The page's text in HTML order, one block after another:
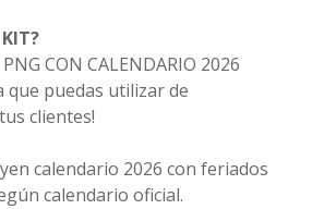
CON CALENDARIO 2026
que puedas utilizar de
clientes!
calendario 2026 con feriados
calendario oficial.